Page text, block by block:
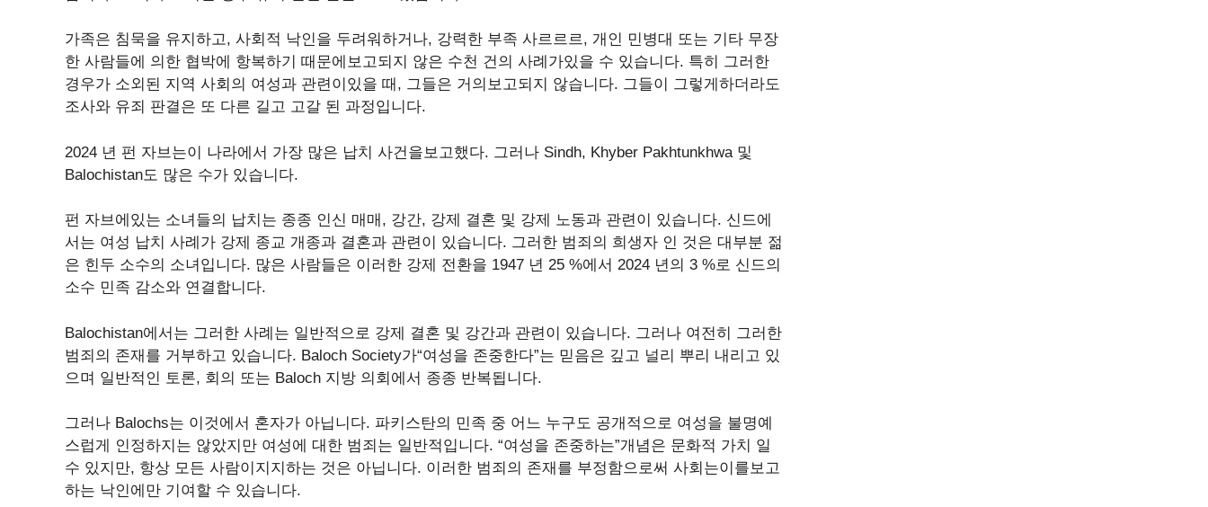
가족은 침묵을 유지하고, 사회적 낙인을 두려워하거나, 강력한 부족 사르르르, 개인 민병대 또는 기타 무장
한 사람들에 의한 협박에 항복하기 때문에보고되지 않은 수천 건의 사례가있을 수 있습니다. 특히 그러한
경우가 소외된 지역 사회의 여성과 관련이있을 때, 그들은 거의보고되지 않습니다. 그들이 그렇게하더라도
조사와 유죄 판결은 또 다른 길고 고갈 된 과정입니다.
2024 년 펀 자브는이 나라에서 가장 많은 납치 사건을보고했다. 그러나 Sindh, Khyber Pakhtunkhwa 및
Balochistan도 많은 수가 있습니다.
펀 자브에있는 소녀들의 납치는 종종 인신 매매, 강간, 강제 결혼 및 강제 노동과 관련이 있습니다. 신드에
서는 여성 납치 사례가 강제 종교 개종과 결혼과 관련이 있습니다. 그러한 범죄의 희생자 인 것은 대부분 젊
은 힌두 소수의 소녀입니다. 많은 사람들은 이러한 강제 전환을 1947 년 25 %에서 2024 년의 3 %로 신드의
소수 민족 감소와 연결합니다.
Balochistan에서는 그러한 사례는 일반적으로 강제 결혼 및 강간과 관련이 있습니다. 그러나 여전히 그러한
범죄의 존재를 거부하고 있습니다. Baloch Society가“여성을 존중한다”는 믿음은 깊고 널리 뿌리 내리고 있
으며 일반적인 토론, 회의 또는 Baloch 지방 의회에서 종종 반복됩니다.
그러나 Balochs는 이것에서 혼자가 아닙니다. 파키스탄의 민족 중 어느 누구도 공개적으로 여성을 불명예
스럽게 인정하지는 않았지만 여성에 대한 범죄는 일반적입니다. “여성을 존중하는”개념은 문화적 가치 일
수 있지만, 항상 모든 사람이지지하는 것은 아닙니다. 이러한 범죄의 존재를 부정함으로써 사회는이를보고
하는 낙인에만 기여할 수 있습니다.